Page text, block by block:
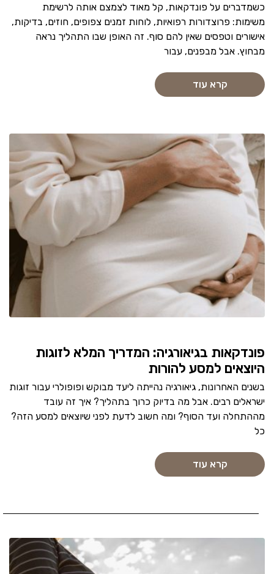
כשמדברים על פונדקאות, קל מאוד לצמצם אותה לרשימת
משימות: פרוצדורות רפואיות, לוחות זמנים צפופים, חוזים, בדיקות,
אישורים וטפסים שאין להם סוף. זה האופן שבו התהליך נראה
מבחוץ. אבל מבפנים, עבור
קרא עוד
פונדקאות בגיאורגיה: המדריך המלא לזוגות
היוצאים למסע להורות
בשנים האחרונות, גיאורגיה נהייתה ליעד מבוקש ופופולרי עבור זוגות
ישראלים רבים. אבל מה בדיוק כרוך בתהליך? איך זה עובד
מההתחלה ועד הסוף? ומה חשוב לדעת לפני שיוצאים למסע הזה?
כל
קרא עוד